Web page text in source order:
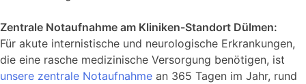
Zentrale Notaufnahme am Kliniken-Standort Dülmen:
Für akute internistische und neurologische Erkrankungen,
die eine rasche medizinische Versorgung benötigen, ist
unsere zentrale Notaufnahme an 365 Tagen im Jahr, rund